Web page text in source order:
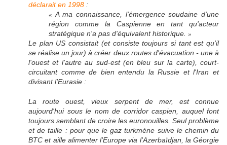
déclarait en 1998 :
« A ma connaissance, l'émergence soudaine d'une
région comme la Caspienne en tant qu'acteur
stratégique n'a pas d'équivalent historique. »
Le plan US consistait (et consiste toujours si tant est qu'il
se réalise un jour) à créer deux routes d'évacuation - une à
l'ouest et l'autre au sud-est (en bleu sur la carte), court-
circuitant comme de bien entendu la Russie et l'Iran et
divisant l'Eurasie :
La route ouest, vieux serpent de mer, est connue
aujourd'hui sous le nom de corridor caspien, auquel font
toujours semblant de croire les euronouilles. Seul problème
et de taille : pour que le gaz turkmène suive le chemin du
BTC et aille alimenter l'Europe via l'Azerbaïdjan, la Géorgie